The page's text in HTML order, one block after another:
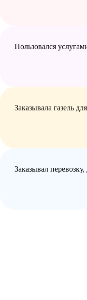
Пользовался
Заказывала газель
Заказывал